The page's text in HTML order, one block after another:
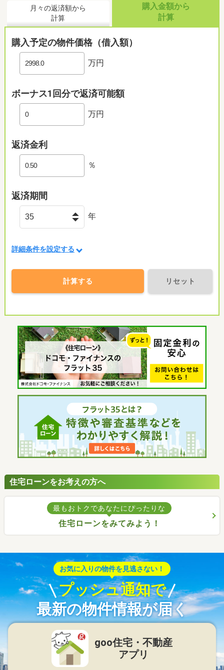
月々の返済額から
計算
購入金額から
計算
購入予定の物件価格（借入額）
万円
ボーナス1回分で返済可能額
万円
返済金利
％
返済期間
年
詳細条件を設定する
計算する リセット
住宅ローンをお考えの方へ
最もおトクであなたにぴったりな
住宅ローンをみてみよう！
お気に入りの物件を見逃さない！
プッシュ通知で
最新の物件情報が届く
goo住宅・不動産
アプリ